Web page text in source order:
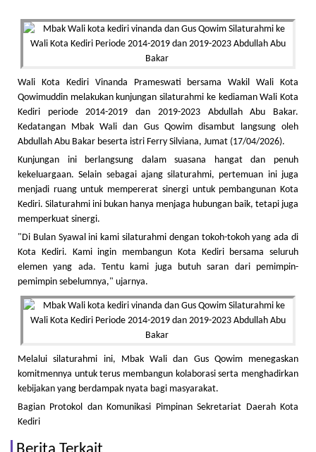
Wali Kota Kediri Vinanda Prameswati bersama Wakil Wali Kota
Qowimuddin melakukan kunjungan silaturahmi ke kediaman Wali Kota
Kediri periode 2014-2019 dan 2019-2023 Abdullah Abu Bakar.
Kedatangan Mbak Wali dan Gus Qowim disambut langsung oleh
Abdullah Abu Bakar beserta istri Ferry Silviana, Jumat (17/04/2026).
Kunjungan ini berlangsung dalam suasana hangat dan penuh
kekeluargaan. Selain sebagai ajang silaturahmi, pertemuan ini juga
menjadi ruang untuk mempererat sinergi untuk pembangunan Kota
Kediri. Silaturahmi ini bukan hanya menjaga hubungan baik, tetapi juga
memperkuat sinergi.
"Di Bulan Syawal ini kami silaturahmi dengan tokoh-tokoh yang ada di
Kota Kediri. Kami ingin membangun Kota Kediri bersama seluruh
elemen yang ada. Tentu kami juga butuh saran dari pemimpin-
pemimpin sebelumnya," ujarnya.
Melalui silaturahmi ini, Mbak Wali dan Gus Qowim menegaskan
komitmennya untuk terus membangun kolaborasi serta menghadirkan
kebijakan yang berdampak nyata bagi masyarakat.
Bagian Protokol dan Komunikasi Pimpinan Sekretariat Daerah Kota
Kediri